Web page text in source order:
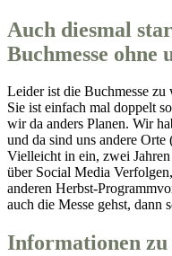
Auch diesmal
Buchmesse ohne
Leider ist die Buchmesse
Sie ist einfach mal doppelt
wir da anders Planen. Wir
und da sind uns andere
Vielleicht in ein, zwei
über Social Media
anderen Herbst-
auch die Messe gehst, dann
Informationen zu